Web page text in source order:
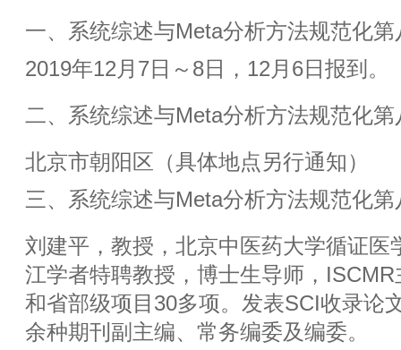
一、系统综述与Meta分析方法规范化
2019年12月7日～8日，12月6日报到。
二、系统综述与Meta分析方法规范化
北京市朝阳区（具体地点另行通知）
三、系统综述与Meta分析方法规范化
刘建平，教授，北京中医药大学循证医
江学者特聘教授，博士生导师，
和省部级项目30多项。发表SCI收录论
余种期刊副主编、常务编委及编委。